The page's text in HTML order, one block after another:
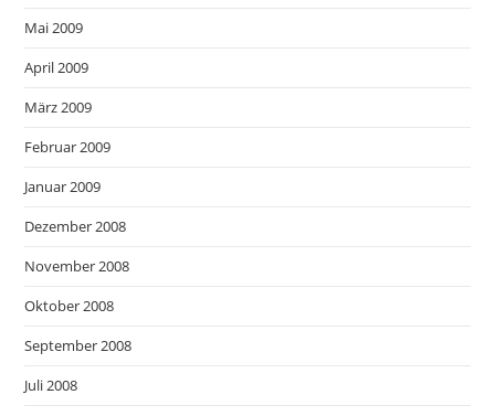
Mai 2009
April 2009
März 2009
Februar 2009
Januar 2009
Dezember 2008
November 2008
Oktober 2008
September 2008
Juli 2008